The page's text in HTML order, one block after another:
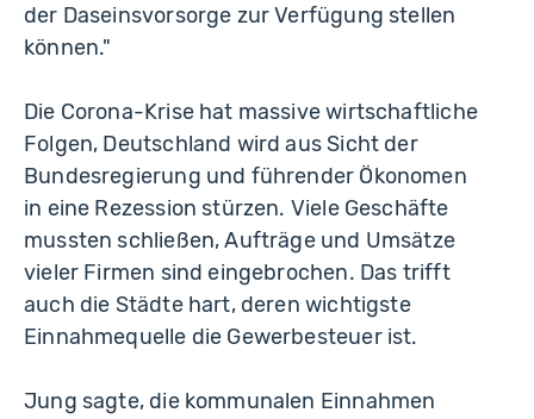
der Daseinsvorsorge zur Verfügung stellen
können."
Die Corona-Krise hat massive wirtschaftliche
Folgen, Deutschland wird aus Sicht der
Bundesregierung und führender Ökonomen
in eine Rezession stürzen. Viele Geschäfte
mussten schließen, Aufträge und Umsätze
vieler Firmen sind eingebrochen. Das trifft
auch die Städte hart, deren wichtigste
Einnahmequelle die Gewerbesteuer ist.
Jung sagte, die kommunalen Einnahmen